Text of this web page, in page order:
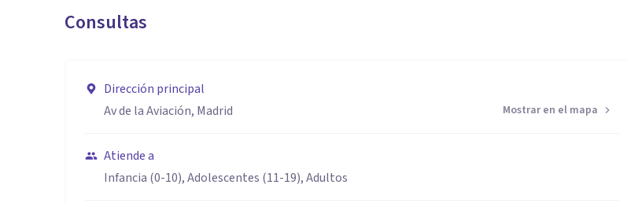
Consultas
Dirección principal
Av de la Aviación, Madrid
Mostrar en el mapa
Atiende a
Infancia (0-10), Adolescentes (11-19), Adultos